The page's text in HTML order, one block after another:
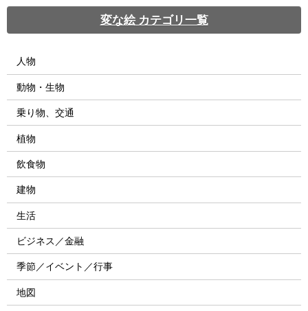
変な絵 カテゴリ一覧
人物
動物・生物
乗り物、交通
植物
飲食物
建物
生活
ビジネス／金融
季節／イベント／行事
地図